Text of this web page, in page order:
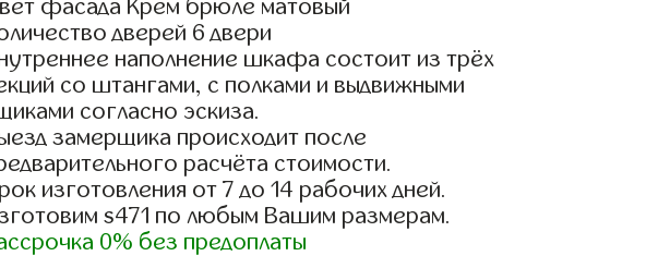
фасада Крем брюле матовый
дверей 6 двери
наполнение шкафа состоит из трёх
со штангами, с полками и выдвижными
согласно эскиза.
замерщика происходит после
расчёта стоимости.
изготовления от 7 до 14 рабочих дней.
s471 по любым Вашим размерам.
0% без предоплаты